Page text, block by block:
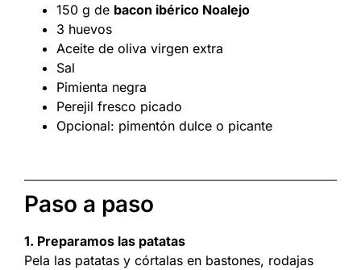
150 g de bacon ibérico Noalejo
3 huevos
Aceite de oliva virgen extra
Sal
Pimienta negra
Perejil fresco picado
Opcional: pimentón dulce o picante
Paso a paso
1. Preparamos las patatas
Pela las patatas y córtalas en bastones, rodajas